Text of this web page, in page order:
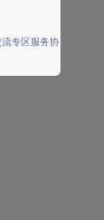
流专区服务协